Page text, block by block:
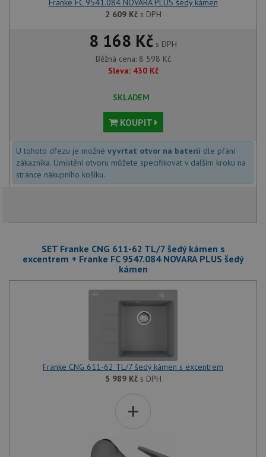
Franke FC 9541.084 NOVARA PLUS šedý kámen
2 609 Kčs DPH
8 168 Kč s DPH
Běžná cena: 8 598 Kč
Sleva: 430 Kč
SKLADEM
KOUPIT
U tohoto dřezu je možné vyvrtat otvor na baterii dle přání
zákazníka. Umístění otvoru můžete specifikovat v dalším kroku na
stránce nákupního košíku.
SET Franke CNG 611-62 TL/7 šedý kámen s
excentrem + Franke FC 9547.084 NOVARA PLUS šedý
kámen
Franke CNG 611-62 TL/7 šedý kámen s excentrem
5 989 Kčs DPH
+